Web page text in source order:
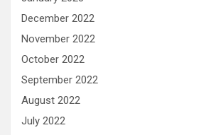
December 2022
November 2022
October 2022
September 2022
August 2022
July 2022